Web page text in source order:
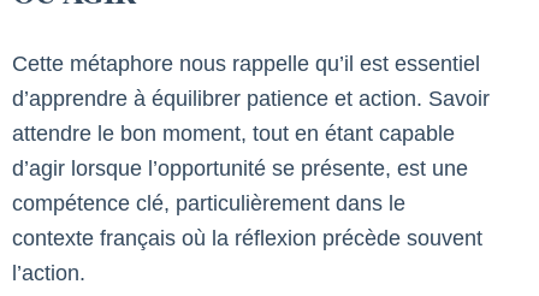
Cette métaphore nous rappelle qu’il est essentiel
d’apprendre à équilibrer patience et action. Savoir
attendre le bon moment, tout en étant capable
d’agir lorsque l’opportunité se présente, est une
compétence clé, particulièrement dans le
contexte français où la réflexion précède souvent
l’action.